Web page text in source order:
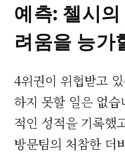
예측: 첼시
려움을 능가
4위권이 위협받고
하지 못할 일은 없
적인 성적을 기록했
방문팀의 처참한 더